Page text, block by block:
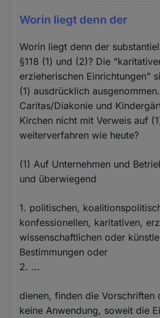
Worin liegt denn der
Worin liegt denn der
§118 (1) und (2)? Die
erzieherischen Einrichtungen"
(1) ausdrücklich
Caritas/Diakonie und
Kirchen nicht mit Verweis auf
weiterverfahren wie heute?
(1) Auf Unternehmen und
und überwiegend
1. politischen,
konfessionellen, karitativen,
wissenschaftlichen oder
Bestimmungen oder
2. ...
dienen, finden die Vorschriften
keine Anwendung, soweit die